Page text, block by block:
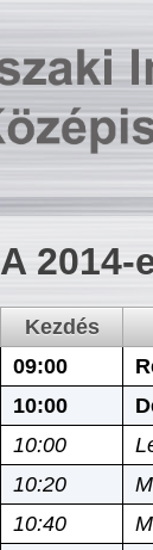
A
Kezdés
09:00
10:00
10:00
10:20
10:40